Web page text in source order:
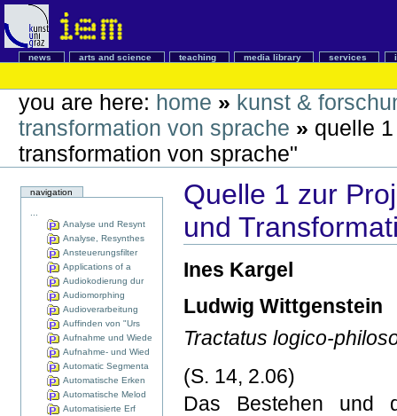
news arts and science teaching media library services
you are here: home » kunst &
transformation von sprache » quelle
transformation von sprache"
navigation
Analyse und Resynt
Analyse, Resynthes
Ansteuerungsfilter
Applications of a
Audiokodierung dur
Audiomorphing
Audioverarbeitung
Auffinden von "Urs
Aufnahme und Wiede
Aufnahme- und Wied
Automatic Segmenta
Automatische Erken
Automatische Melod
Automatisierte Erf
Quelle 1 zur
und
Ines Kargel
Ludwig Wittgenstein
Tractatus logico-
(S. 14, 2.06)
Das Bestehen und